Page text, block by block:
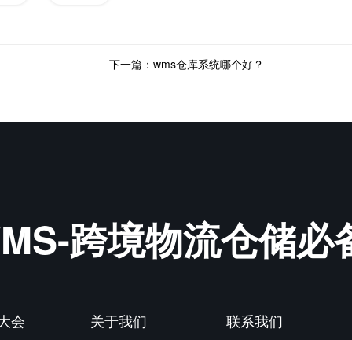
下一篇：wms仓库系统哪个好？
跨境物流仓储必
会 关于我们 联系我们